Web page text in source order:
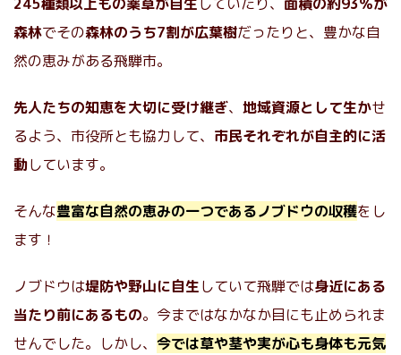
森林でその森林のうち7割が広葉樹だったりと、豊かな自
然の恵みがある飛騨市。
先人たちの知恵を大切に受け継ぎ、 地域資源として生かせ
るよう、市役所とも協力して、 市民それぞれが自主的に活
動しています。
そんな豊富な自然の恵みの一つであるノブドウの収穫をし
ます！
ノブドウは堤防や野山に自生していて飛騨では身近にある
当たり前にあるもの。今まではなかなか目にも止められま
せんでした。しかし、 今では草や茎や実が心も身体も元気